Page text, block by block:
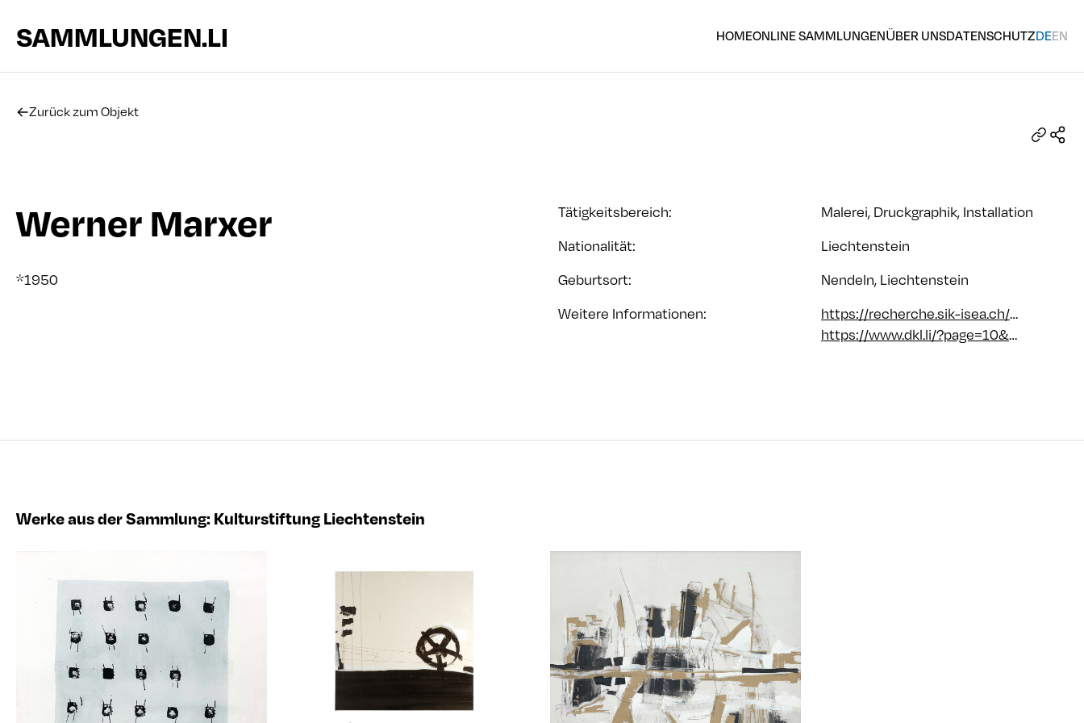
SAMMLUNGEN.LI HOMEONLINE SAMMLUNGENÜBER UNSDATENSCHUTZDEEN
Zurück zum Objekt
Werner Marxer
*1950
Tätigkeitsbereich:
Malerei, Druckgraphik, Installation
Nationalität:
Liechtenstein
Geburtsort:
Nendeln, Liechtenstein
Weitere Informationen:
https://recherche.sik-isea.ch/sik:person-9796301
https://www.dkl.li/?page=10&person=212&kind=natuerlich&filter=0&buchstabe=M
Werke aus der Sammlung: Kulturstiftung Liechtenstein